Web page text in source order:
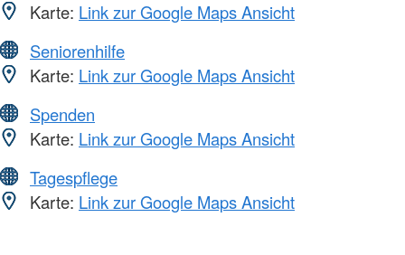
Karte: Link zur Google Maps Ansicht
Seniorenhilfe
Karte: Link zur Google Maps Ansicht
Spenden
Karte: Link zur Google Maps Ansicht
Tagespflege
Karte: Link zur Google Maps Ansicht